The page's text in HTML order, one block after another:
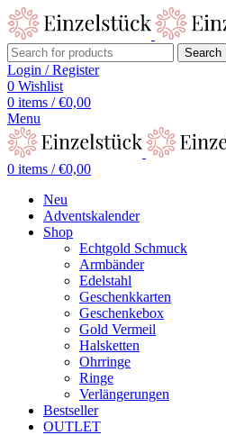
Search
Login / Register
0 Wishlist
0 items / €0,00
Menu
0 items / €0,00
Neu
Adventskalender
Shop
Echtgold Schmuck
Armbänder
Edelstahl
Geschenkkarten
Geschenkebox
Gold Vermeil
Halsketten
Ohrringe
Ringe
Verlängerungen
Bestseller
OUTLET